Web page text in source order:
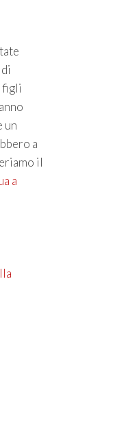
figli
un
a
il
a